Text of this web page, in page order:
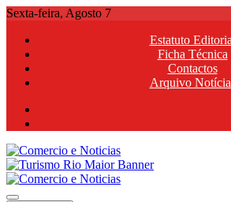
Skip
content
Sexta-feira, Agosto 7
Estatuto
Ficha Técnica
Contactos
Arquivo
Comercio e Noticias
Notícias e Publicidade Online